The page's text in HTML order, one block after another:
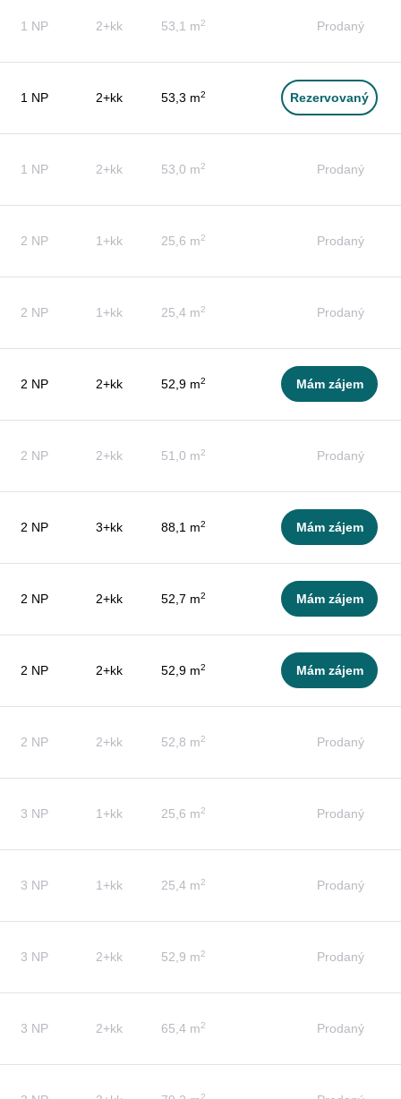
1 NP 2+kk 53,1 m2 Prodaný
1 NP 2+kk 53,3 m2 Rezervovaný
1 NP 2+kk 53,0 m2 Prodaný
2 NP 1+kk 25,6 m2 Prodaný
2 NP 1+kk 25,4 m2 Prodaný
2 NP 2+kk 52,9 m2 Mám zájem
2 NP 2+kk 51,0 m2 Prodaný
2 NP 3+kk 88,1 m2 Mám zájem
2 NP 2+kk 52,7 m2 Mám zájem
2 NP 2+kk 52,9 m2 Mám zájem
2 NP 2+kk 52,8 m2 Prodaný
3 NP 1+kk 25,6 m2 Prodaný
3 NP 1+kk 25,4 m2 Prodaný
3 NP 2+kk 52,9 m2 Prodaný
3 NP 2+kk 65,4 m2 Prodaný
2